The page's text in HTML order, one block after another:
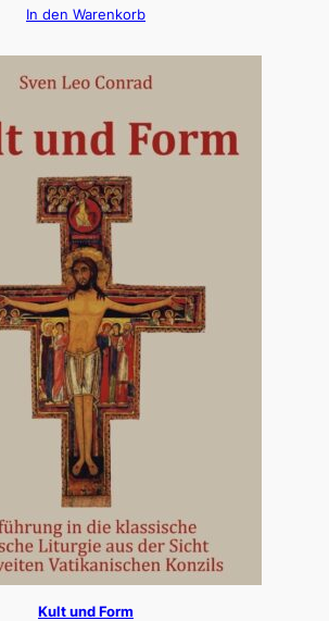
In den Warenkorb
Kult und Form